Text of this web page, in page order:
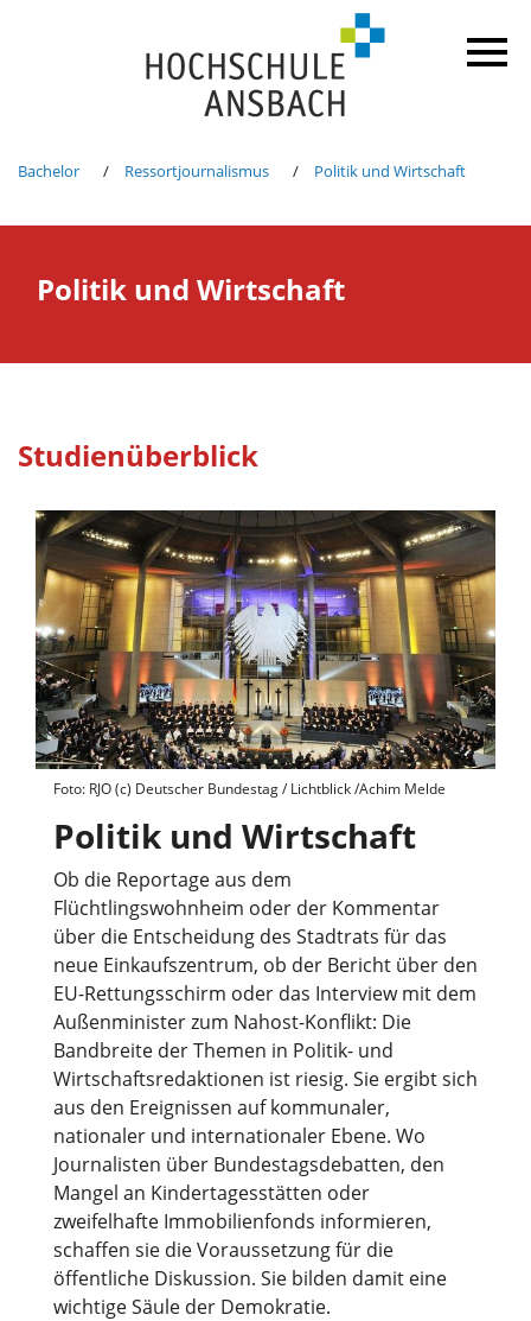
Bachelor Ressortjournalismus Politik und Wirtschaft
Politik und Wirtschaft
Studienüberblick
Foto: RJO (c) Deutscher Bundestag / Lichtblick /Achim Melde
Politik und Wirtschaft
Ob die Reportage aus dem
Flüchtlingswohnheim oder der Kommentar
über die Entscheidung des Stadtrats für das
neue Einkaufszentrum, ob der Bericht über den
EU-Rettungsschirm oder das Interview mit dem
Außenminister zum Nahost-Konflikt: Die
Bandbreite der Themen in Politik- und
Wirtschaftsredaktionen ist riesig. Sie ergibt sich
aus den Ereignissen auf kommunaler,
nationaler und internationaler Ebene. Wo
Journalisten über Bundestagsdebatten, den
Mangel an Kindertagesstätten oder
zweifelhafte Immobilienfonds informieren,
schaffen sie die Voraussetzung für die
öffentliche Diskussion. Sie bilden damit eine
wichtige Säule der Demokratie.